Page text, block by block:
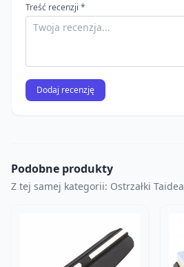
Treść recenzji *
Dodaj recenzję
Podobne produkty
Z tej samej kategorii: Ostrzałki Taidea